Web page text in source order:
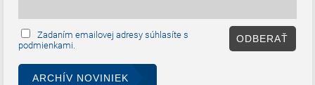
Zadaním emailovej adresy súhlasíte s
podmienkami.
ARCHÍV NOVINIEK